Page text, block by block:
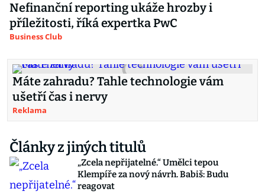
Nefinanční reporting ukáže hrozby i
příležitosti, říká expertka PwC
Business Club
Máte zahradu? Tahle technologie vám
ušetří čas i nervy
Reklama
Články z jiných titulů
„Zcela nepřijatelné.“ Umělci tepou
Klempíře za nový návrh. Babiš: Budu
reagovat